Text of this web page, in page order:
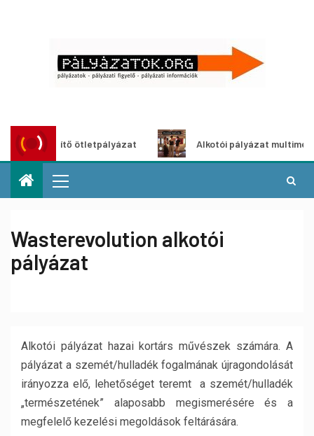
ötletpályázat Alkotói pályázat multimédia-
Wasterevolution alkotói
pályázat
Alkotói pályázat hazai kortárs művészek számára. A
pályázat a szemét/hulladék fogalmának újragondolását
irányozza elő, lehetőséget teremt a szemét/hulladék
„természetének” alaposabb megismerésére és a
megfelelő kezelési megoldások feltárására.